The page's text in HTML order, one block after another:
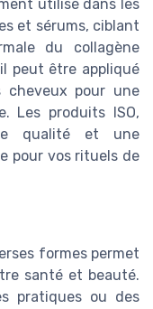
utilisé dans les
et sérums, ciblant
du collagène
peut être appliqué
pour une
Les produits ISO,
qualité et une
pour vos rituels de
formes permet
santé et beauté.
pratiques ou des